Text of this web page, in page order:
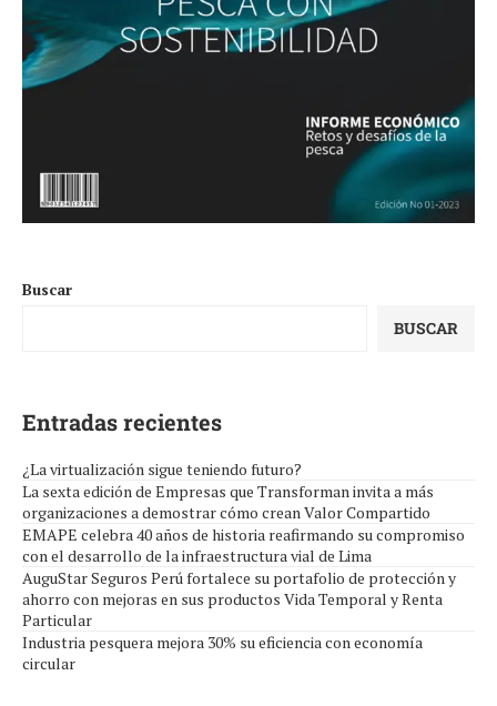
Buscar
BUSCAR
Entradas recientes
¿La virtualización sigue teniendo futuro?
La sexta edición de Empresas que Transforman invita a más
organizaciones a demostrar cómo crean Valor Compartido
EMAPE celebra 40 años de historia reafirmando su compromiso
con el desarrollo de la infraestructura vial de Lima
AuguStar Seguros Perú fortalece su portafolio de protección y
ahorro con mejoras en sus productos Vida Temporal y Renta
Particular
Industria pesquera mejora 30% su eficiencia con economía
circular